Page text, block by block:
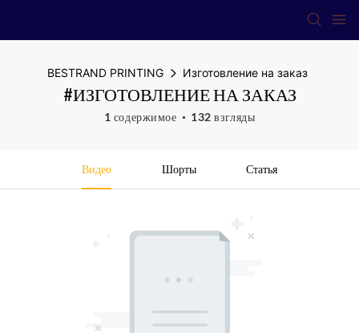
BESTRAND PRINTING Изготовление на заказ
#ИЗГОТОВЛЕНИЕ НА ЗАКАЗ
1 содержимое 132 взгляды
Видео Шорты Статья